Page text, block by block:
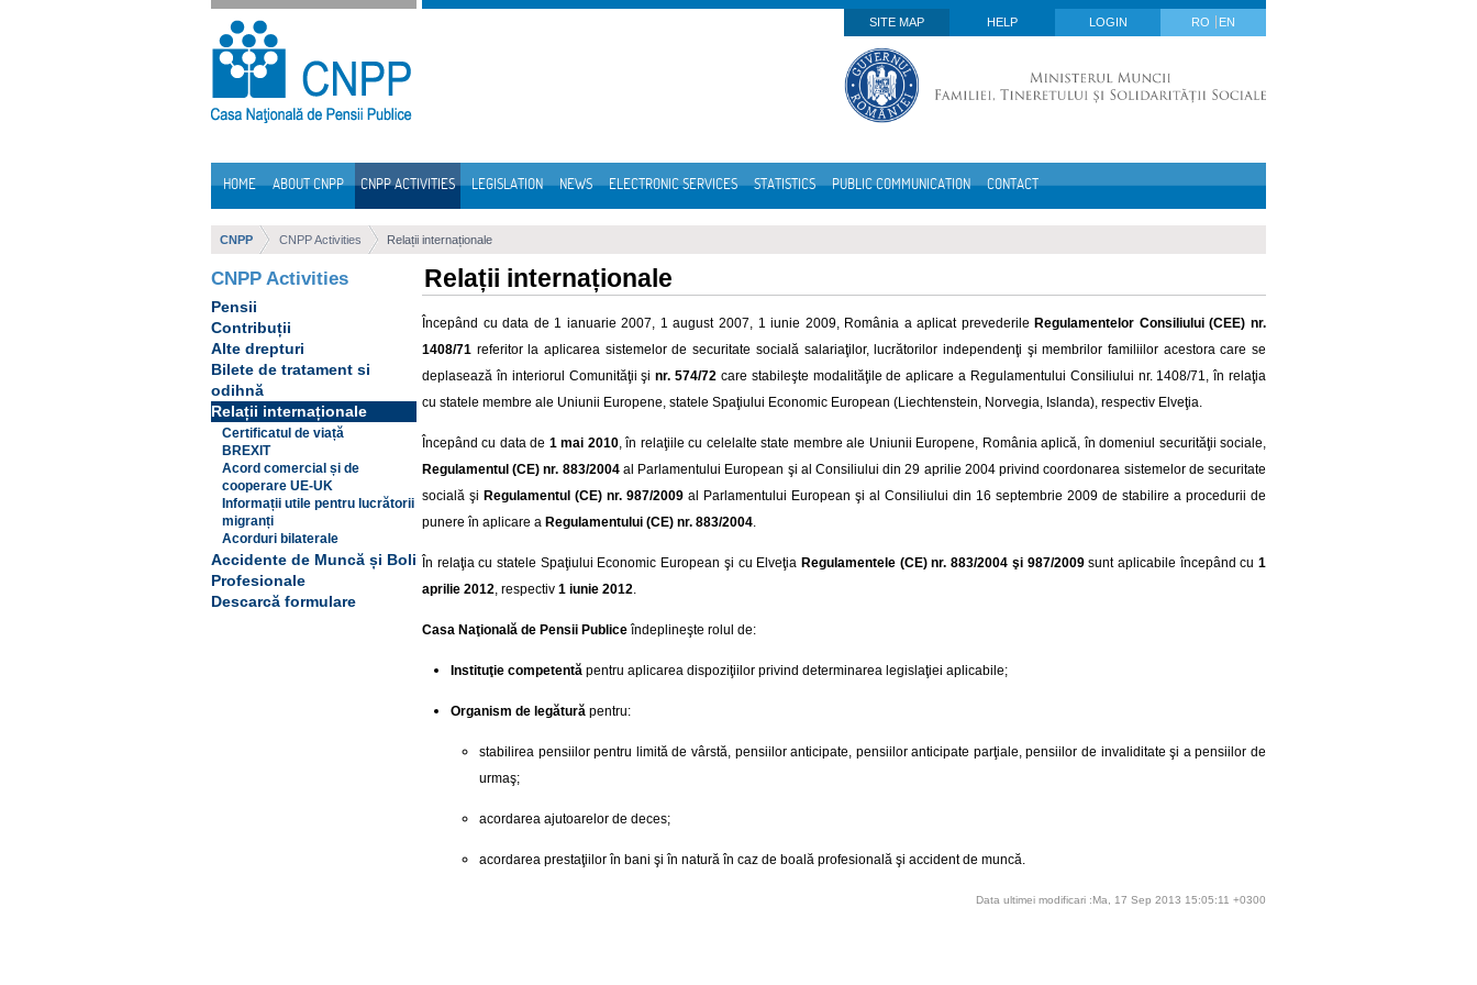
Skip to Content
SITE MAP
HELP LOGIN RO EN
HOME ABOUT CNPP CNPP ACTIVITIES LEGISLATION NEWS ELECTRONIC SERVICES STATISTICS PUBLIC COMMUNICATION CONTACT
CNPP CNPP Activities Relații internaționale
CNPP Activities
Pensii
Contribuții
Alte drepturi
Bilete de tratament si
odihnă
Relații internaționale
Certificatul de viață
BREXIT
Acord comercial și de
cooperare UE-UK
Informații utile pentru lucrătorii
migranți
Acorduri bilaterale
Accidente de Muncă și Boli
Profesionale
Descarcă formulare
Relații internaționale
Începând cu data de 1 ianuarie 2007, 1 august 2007, 1 iunie 2009, România a aplicat prevederileRegulamentelor Consiliului (CEE) nr.
1408/71 referitor la aplicarea sistemelor de securitate socială salariaţilor, lucrătorilor independenţi şi membrilor familiilor acestora care se
deplasează în interiorul Comunităţii şinr. 574/72 care stabileşte modalităţile de aplicare a Regulamentului Consiliului nr. 1408/71, în relaţia
cu statele membre ale Uniunii Europene, statele Spaţiului Economic European (Liechtenstein, Norvegia, Islanda), respectiv Elveţia.
Începând cu data de 1 mai 2010, în relaţiile cu celelalte state membre ale Uniunii Europene, România aplică, în domeniul securităţii sociale,
Regulamentul (CE) nr. 883/2004al Parlamentului European şi al Consiliului din 29 aprilie 2004 privind coordonarea sistemelor de securitate
socială şi Regulamentul (CE) nr. 987/2009 al Parlamentului European şi al Consiliului din 16 septembrie 2009 de stabilire a procedurii de
punere în aplicare a Regulamentului (CE) nr. 883/2004
În relaţia cu statele Spaţiului Economic European şi cu Elveţia Regulamentele (CE) nr. 883/2004 şi 987/2009sunt aplicabile începând cu1
aprilie 2012 , respectiv 1 iunie 2012
Casa Naţională de Pensii Publice îndeplineşte rolul de:
Instituţie competentă pentru aplicarea dispoziţiilor privind determinarea legislaţiei aplicabile;
Organism de legătură pentru:
stabilirea pensiilor pentru limită de vârstă, pensiilor anticipate, pensiilor anticipate parţiale, pensiilor de invaliditate şi a pensiilor de
urmaş;
acordarea ajutoarelor de deces;
acordarea prestaţiilor în bani şi în natură în caz de boală profesională şi accident de muncă.
Data ultimei modificari :Ma, 17 Sep 2013 15:05:11 +0300